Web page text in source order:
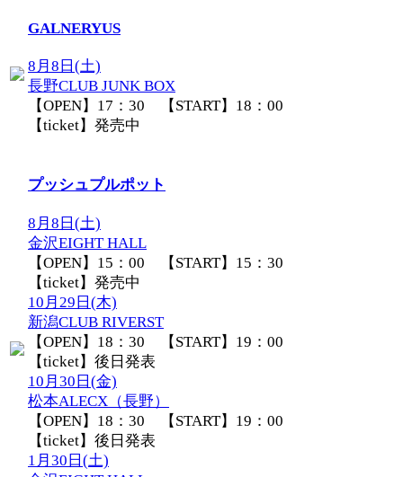
GALNERYUS
8月8日(土)
長野CLUB JUNK BOX
【OPEN】17：30 【START】18：00
【ticket】発売中
プッシュプルポット
8月8日(土)
金沢EIGHT HALL
【OPEN】15：00 【START】15：30
【ticket】発売中
10月29日(木)
新潟CLUB RIVERST
【OPEN】18：30 【START】19：00
【ticket】後日発表
10月30日(金)
松本ALECX（長野）
【OPEN】18：30 【START】19：00
【ticket】後日発表
1月30日(土)